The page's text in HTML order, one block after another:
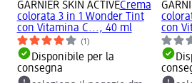
GARNIER SKIN ACTIVECrema
colorata 3 in 1 Wonder Tint
con Vitamina C..., 40 ml
(1)
Disponibile per la
consegna
con